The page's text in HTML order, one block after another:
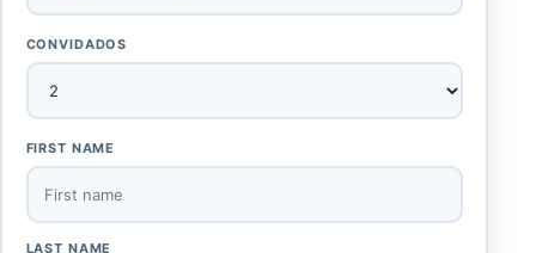
CONVIDADOS
FIRST NAME
LAST NAME